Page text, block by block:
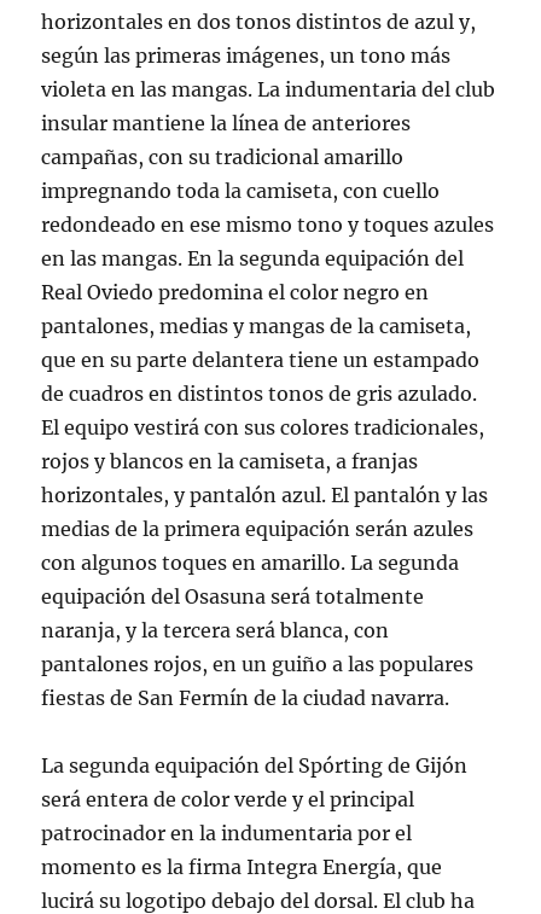
horizontales en dos tonos distintos de azul y,
según las primeras imágenes, un tono más
violeta en las mangas. La indumentaria del club
insular mantiene la línea de anteriores
campañas, con su tradicional amarillo
impregnando toda la camiseta, con cuello
redondeado en ese mismo tono y toques azules
en las mangas. En la segunda equipación del
Real Oviedo predomina el color negro en
pantalones, medias y mangas de la camiseta,
que en su parte delantera tiene un estampado
de cuadros en distintos tonos de gris azulado.
El equipo vestirá con sus colores tradicionales,
rojos y blancos en la camiseta, a franjas
horizontales, y pantalón azul. El pantalón y las
medias de la primera equipación serán azules
con algunos toques en amarillo. La segunda
equipación del Osasuna será totalmente
naranja, y la tercera será blanca, con
pantalones rojos, en un guiño a las populares
fiestas de San Fermín de la ciudad navarra.
La segunda equipación del Spórting de Gijón
será entera de color verde y el principal
patrocinador en la indumentaria por el
momento es la firma Integra Energía, que
lucirá su logotipo debajo del dorsal. El club ha